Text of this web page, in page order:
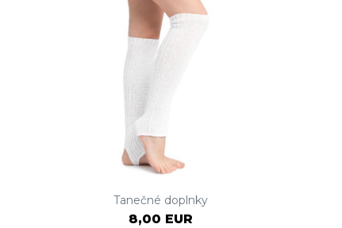
Tanečné doplnky
8,00 EUR